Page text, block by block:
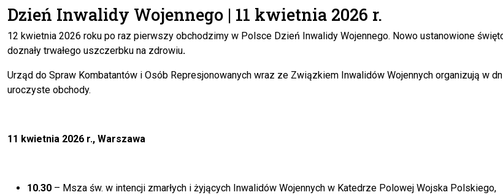
Dzień Inwalidy Wojennego | 11 kwietnia 2026 r.
12 kwietnia 2026 roku po raz pierwszy obchodzimy w Polsce Dzień Inwalidy Wojennego. Nowo ustanowione
doznały trwałego uszczerbku na zdrowiu.
Urząd do Spraw Kombatantów i Osób Represjonowanych wraz ze Związkiem Inwalidów Wojennych organizują w
uroczyste obchody.
11 kwietnia 2026 r., Warszawa
10.30 – Msza św. w intencji zmarłych i żyjących Inwalidów Wojennych w Katedrze Polowej Wojska Polskiego,